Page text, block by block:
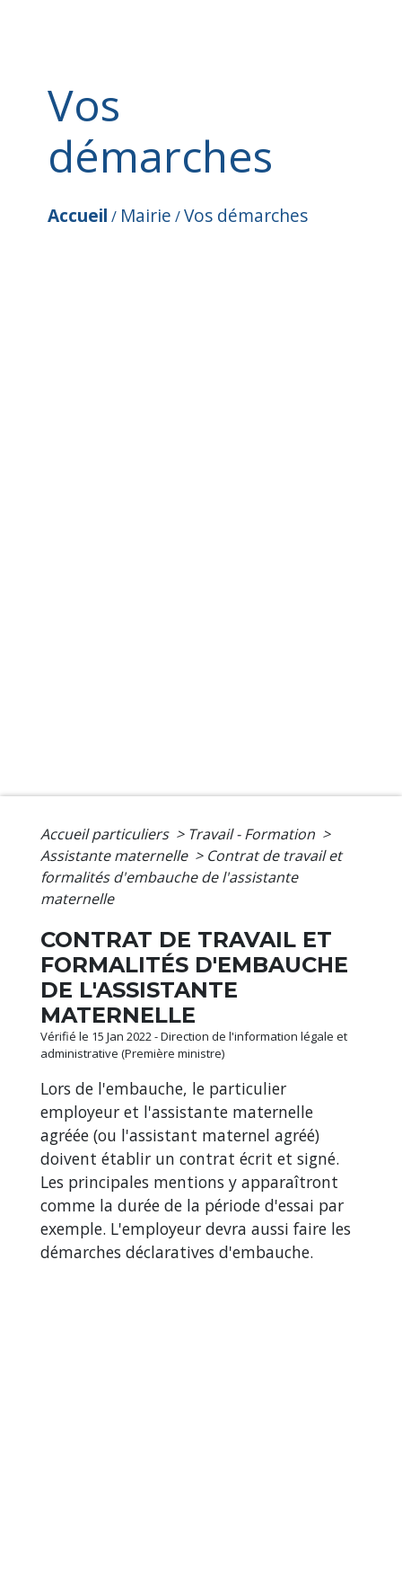
Vos
démarches
Accueil / Mairie /Vos démarches
Accueil particuliers > Travail - Formation >
Assistante maternelle > Contrat de travail et
formalités d'embauche de l'assistante
maternelle
CONTRAT DE TRAVAIL ET
FORMALITÉS D'EMBAUCHE
DE L'ASSISTANTE
MATERNELLE
Vérifié le 15 Jan 2022 - Direction de l'information légale et
administrative (Première ministre)
Lors de l'embauche, le particulier
employeur et l'assistante maternelle
agréée (ou l'assistant maternel agréé)
doivent établir un contrat écrit et signé.
Les principales mentions y apparaîtront
comme la durée de la période d'essai par
exemple. L'employeur devra aussi faire les
démarches déclaratives d'embauche.